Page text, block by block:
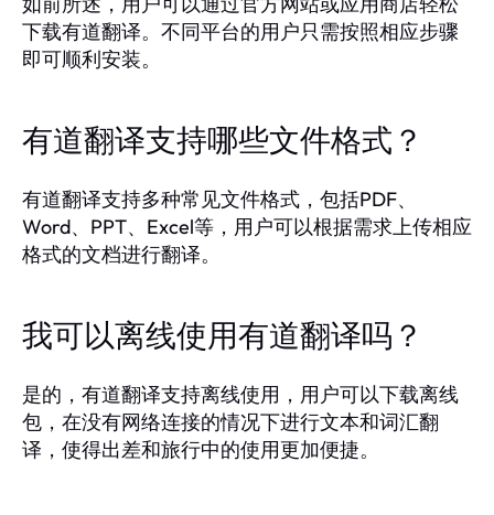
下载有道翻译。不同平台的用户只需按照相应步骤
即可顺利安装。
有道翻译支持哪些文件格式？
有道翻译支持多种常见文件格式，包括PDF、
Word、PPT、Excel等，用户可以根据需求上传相应
格式的文档进行翻译。
我可以离线使用有道翻译吗？
是的，有道翻译支持离线使用，用户可以下载离线
包，在没有网络连接的情况下进行文本和词汇翻
译，使得出差和旅行中的使用更加便捷。